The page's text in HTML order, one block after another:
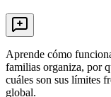
Aprende cómo
familias organiza, por
cuáles son sus límites
global.